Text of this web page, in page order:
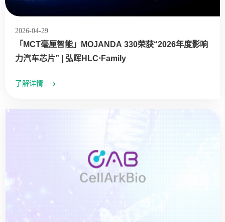
2026-04-29
「MCT毫厘智能」MOJANDA 330荣获“2026年度影响
力汽车芯片” | 弘晖HLC⋅Family
了解详情